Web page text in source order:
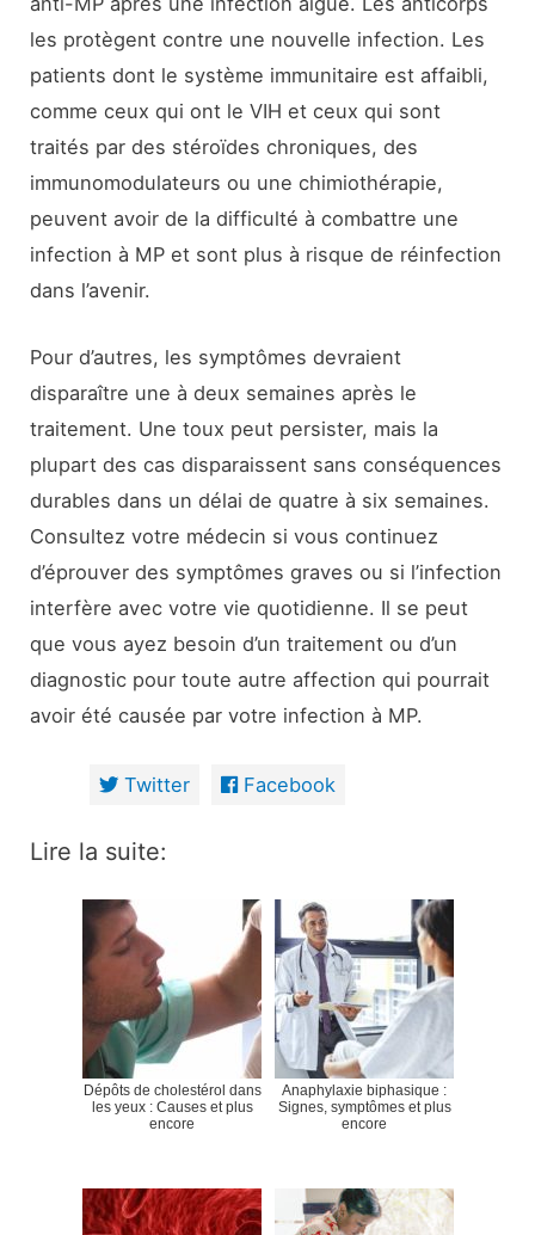
les protègent contre une nouvelle infection. Les
patients dont le système immunitaire est affaibli,
comme ceux qui ont le VIH et ceux qui sont
traités par des stéroïdes chroniques, des
immunomodulateurs ou une chimiothérapie,
peuvent avoir de la difficulté à combattre une
infection à MP et sont plus à risque de réinfection
dans l’avenir.
Pour d’autres, les symptômes devraient
disparaître une à deux semaines après le
traitement. Une toux peut persister, mais la
plupart des cas disparaissent sans conséquences
durables dans un délai de quatre à six semaines.
Consultez votre médecin si vous continuez
d’éprouver des symptômes graves ou si l’infection
interfère avec votre vie quotidienne. Il se peut
que vous ayez besoin d’un traitement ou d’un
diagnostic pour toute autre affection qui pourrait
avoir été causée par votre infection à MP.
Twitter Facebook
Lire la suite:
Dépôts de cholestérol dans
les yeux : Causes et plus
encore
Anaphylaxie biphasique :
Signes, symptômes et plus
encore